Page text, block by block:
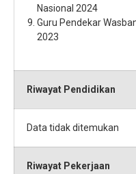
Nasional 2024
Guru Pendekar
2023
Riwayat Pendidikan
Data tidak ditemukan
Riwayat Pekerjaan